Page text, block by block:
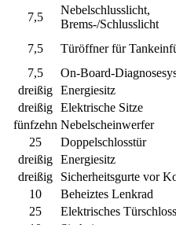
7,5
Nebelschlusslicht,
Brems-/Schlusslicht
7,5
Türöffner für
7,5
On-Board-
dreißig Energiesitz
dreißig Elektrische Sitze
fünfzehn Nebelscheinwerfer
25
Doppelschlosstür
dreißig Energiesitz
dreißig
Sicherheitsgurte vor
10
Beheiztes Lenkrad
25
Elektrisches